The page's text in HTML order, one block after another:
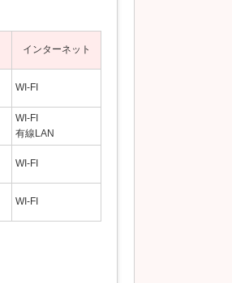
インターネット
WI-FI
WI-FI
有線LAN
WI-FI
WI-FI